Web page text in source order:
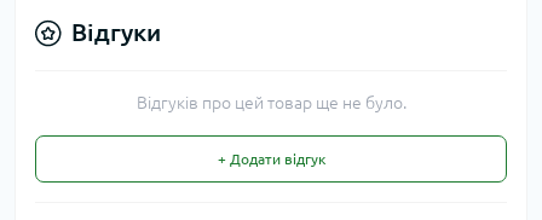
Відгуки
Відгуків про цей товар ще не було.
+ Додати відгук